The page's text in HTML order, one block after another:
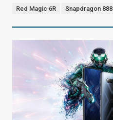
Red Magic 6R Snapdragon 888